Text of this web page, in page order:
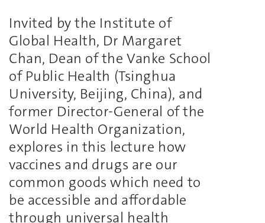
Invited by the Institute of
Global Health, Dr Margaret
Chan, Dean of the Vanke School
of Public Health (Tsinghua
University, Beijing, China), and
former Director-General of the
World Health Organization,
explores in this lecture how
vaccines and drugs are our
common goods which need to
be accessible and affordable
through universal health